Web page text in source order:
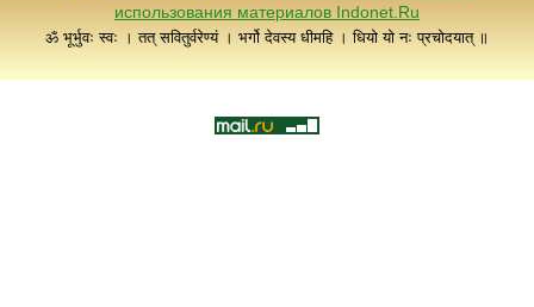
использования материалов Indonet.Ru
ॐ भूर्भुवः स्वः । तत् सवितुर्वरेण्यं । भर्गो देवस्य धीमहि । धियो यो नः प्रचोदयात् ॥